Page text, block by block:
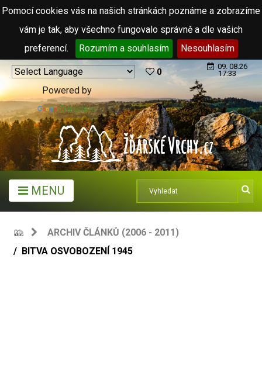
Pomocí cookies vás na našich stránkách poznáme a zobrazíme
vám je tak, aby všechno fungovalo správně a dle vašich
preferencí.
Rozumím a souhlasím Nesouhlasím
Powered by
Translate
0
09. 08.26
17:33
MENU
ARCHIV ČLÁNKŮ (2006 - 2011)
BITVA OSVOBOZENÍ 1945